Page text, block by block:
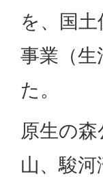
を、国
事業（
た。
原生の
山、駿